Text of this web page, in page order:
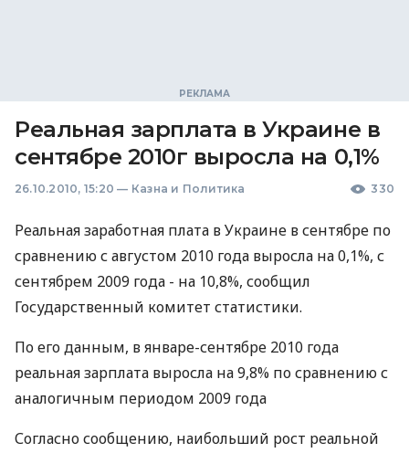
Реальная зарплата в Украине в
сентябре 2010г выросла на 0,1%
26.10.2010, 15:20 — Казна и Политика 330
Реальная заработная плата в Украине в сентябре по
сравнению с августом 2010 года выросла на 0,1%, с
сентябрем 2009 года - на 10,8%, сообщил
Государственный комитет статистики.
По его данным, в январе-сентябре 2010 года
реальная зарплата выросла на 9,8% по сравнению с
аналогичным периодом 2009 года
Согласно сообщению, наибольший рост реальной